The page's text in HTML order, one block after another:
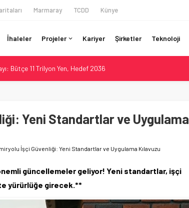
Marmaray TCDD Künye
İhaleler Projeler Kariyer Şirketler Teknoloji
Bütçe 11 Trilyon Yen, Hedef 2036
Kapasite %40 Artıyor: Hitachi Rail İmzaladı
%40 Kapasite Artışı Getiren CBTC Anlaşması
Berlin S-Bahn’a 350 Trenlik Dev Sözleşme
Yeni Standartlar ve Uygulama
İşçi Güvenliği: Yeni Standartlar ve Uygulama Kılavuzu
güncellemeler geliyor! Yeni standartlar, işçi
yürürlüğe girecek.**